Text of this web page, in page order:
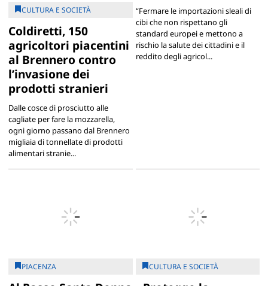
CULTURA E SOCIETÀ
Coldiretti, 150
agricoltori piacentini
al Brennero contro
l’invasione dei
prodotti stranieri
Dalle cosce di prosciutto alle
cagliate per fare la mozzarella,
ogni giorno passano dal Brennero
migliaia di tonnellate di prodotti
alimentari stranie...
“Fermare le importazioni sleali di
cibi che non rispettano gli
standard europei e mettono a
rischio la salute dei cittadini e il
reddito degli agricol...
PIACENZA CULTURA E SOCIETÀ